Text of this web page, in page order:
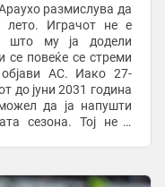
размислува да
лето. Играчот не е
што му ја додели
се повеќе се стреми
АС. Иако 27-
до јуни 2031 година
да ја напушти
сезона. Тој не е